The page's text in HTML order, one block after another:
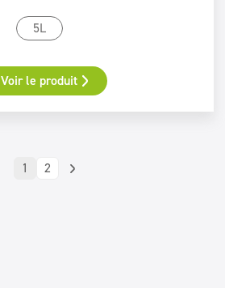
5L
Voir le produit
1 2